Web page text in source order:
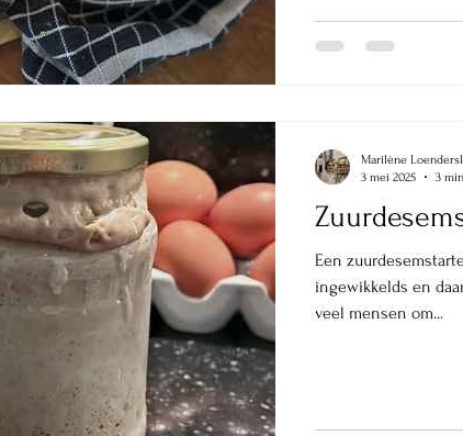
Een
ingewikkelds en
veel mensen om...
Marilène
3 mei 2025
3